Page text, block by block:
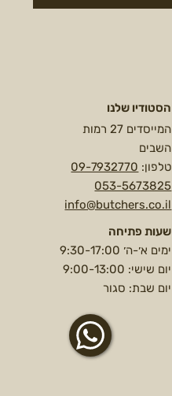
הסטודיו שלנו
המייסדים 27 רמות
השבים
טלפון: 09-7932770
053-5673825
info@butchers.co.il
שעות פתיחה
ימים א׳-ה׳ 9:30-17:00
יום שישי: 9:00-13:00
יום שבת: סגור